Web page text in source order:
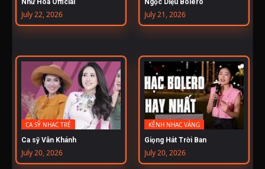
Như Hoa Official
July 22, 2026
Ngọc Diệu Bolero
July 21, 2026
CA SỸ NHẠC TRẺ
Ca sỹ Vân Khánh
July 20, 2026
KÊNH NHẠC VÀNG
Giọng Hát Trời Ban
July 20, 2026